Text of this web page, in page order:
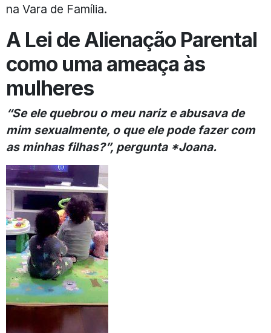
na Vara de Família.
A Lei de Alienação Parental
como uma ameaça às
mulheres
“Se ele quebrou o meu nariz e abusava de
mim sexualmente, o que ele pode fazer com
as minhas filhas?”, pergunta *Joana.